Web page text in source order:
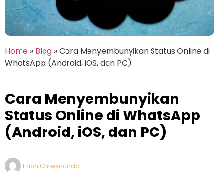
Home » Blog »Cara Menyembunyikan Status Online di
WhatsApp (Android, iOS, dan PC)
Cara Menyembunyikan
Status Online di WhatsApp
(Android, iOS, dan PC)
Erich Chresnanda